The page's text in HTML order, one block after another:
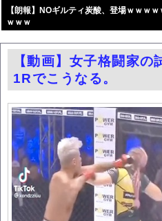
お前らがメイドイン韓国で認めてるもの
小倉ゆうか（元・小倉優香）がグラビア
乳首の立ちっぷりが凄い女社長のひなの
【ニュース】 広島記念公園を追い出さ
エロ漫画『冥婚の花嫁』をrawやhitomi
路上駐車経験率が過去最少の21%へ低
中国「大洪水！」三峡ダム「9門開放！
職場の人妻と不倫をして、ついに、、、
韓国国会、サッカー前代表監督を追及「
日本旅行キャンセルすべきか…1万年ぶ
うちのネコが目の前にいた。私が上に
【朗報】NOギルティ炭酸、登場ｗｗｗｗ
ｗｗｗ
自動
更新
【動画】女子格闘家
1Rでこうなる。